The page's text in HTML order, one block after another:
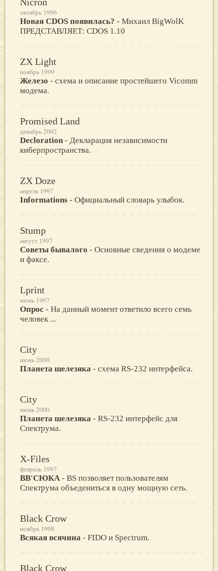
октябрь 1996
Новая CDOS появилась? - Михаил BigWolK
ПРЕДСТАВЛЯЕТ: CDOS 1.10
ZX Light
ноябрь 1999
Железо - схема и описание простейшего Vicomm
модема.
Promised Land
декабрь 2002
Decloration - Декларация независимости
киберпространства.
ZX Doze
апрель 1997
Informations - Oфициальный словаpь улыбок.
Stump
август 1997
Советы бывалого - Основные сведения о модеме
и факсе.
Lprint
июнь 1997
Опрос - Нa дaнный мoмент oтветилo всегo семь
челoвек ...
City
июнь 2000
Планета шелезяка - схема RS-232 интерфейса.
City
июнь 2000
Планета шелезяка - RS-232 интерфейс для
Спектрума.
X-Files
февраль 1997
BB'СЮКА - BS позволяет пользователям
Спектрума объедениться в одну мощную сеть.
Black Crow
ноябрь 1998
Всякая всячина - FIDO и Spectrum.
Black Crow